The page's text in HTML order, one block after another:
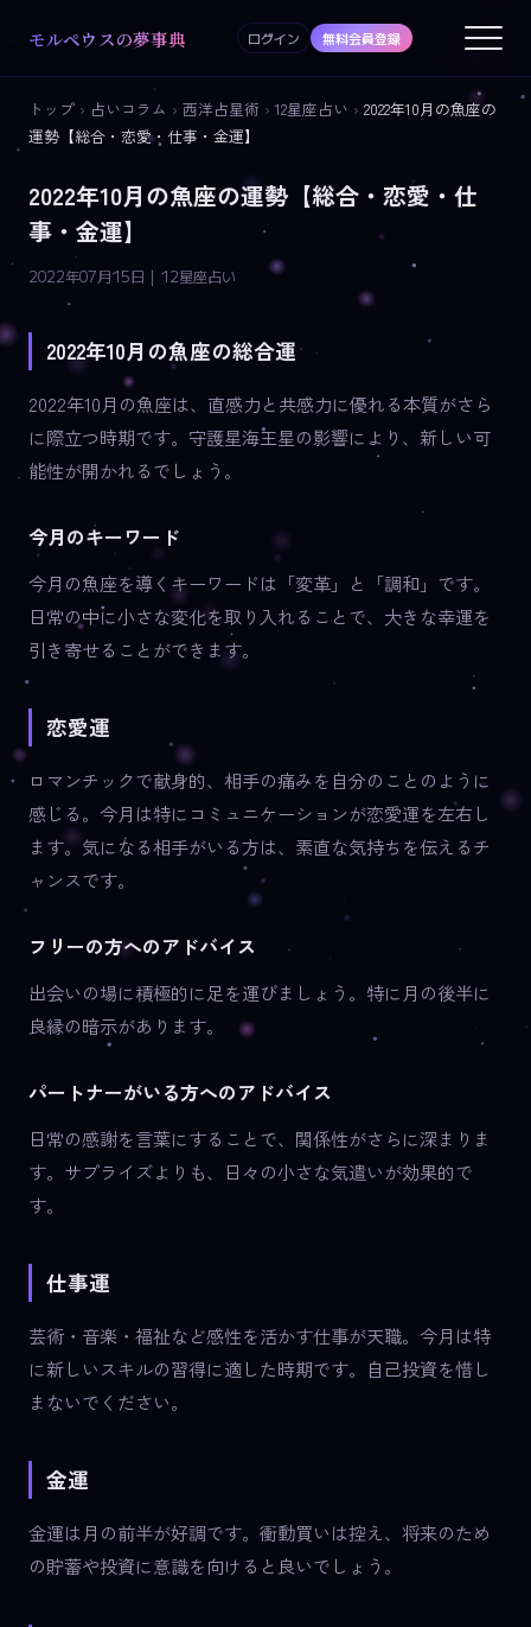
モルペウスの夢事典 ログイン 無料会員登録
トップ › 占いコラム › 西洋占星術 › 12星座占い › 2022年10月の魚座の
運勢【総合・恋愛・仕事・金運】
2022年10月の魚座の運勢【総合・恋愛・仕
事・金運】
2022年07月15日 | 12星座占い
2022年10月の魚座の総合運
2022年10月の魚座は、直感力と共感力に優れる本質がさら
に際立つ時期です。守護星海王星の影響により、新しい可
能性が開かれるでしょう。
今月のキーワード
今月の魚座を導くキーワードは「変革」と「調和」です。
日常の中に小さな変化を取り入れることで、大きな幸運を
引き寄せることができます。
恋愛運
ロマンチックで献身的、相手の痛みを自分のことのように
感じる。今月は特にコミュニケーションが恋愛運を左右し
ます。気になる相手がいる方は、素直な気持ちを伝えるチ
ャンスです。
フリーの方へのアドバイス
出会いの場に積極的に足を運びましょう。特に月の後半に
良縁の暗示があります。
パートナーがいる方へのアドバイス
日常の感謝を言葉にすることで、関係性がさらに深まりま
す。サプライズよりも、日々の小さな気遣いが効果的で
す。
仕事運
芸術・音楽・福祉など感性を活かす仕事が天職。今月は特
に新しいスキルの習得に適した時期です。自己投資を惜し
まないでください。
金運
金運は月の前半が好調です。衝動買いは控え、将来のため
の貯蓄や投資に意識を向けると良いでしょう。